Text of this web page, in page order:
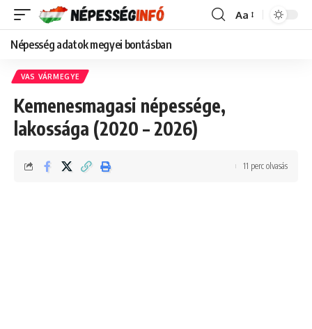
Font
Aa
Népesség adatok megyei bontásban
VAS VÁRMEGYE
Kemenesmagasi népessége,
lakossága (2020 – 2026)
11 perc olvasás